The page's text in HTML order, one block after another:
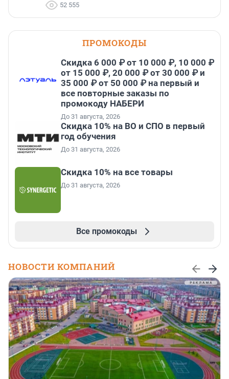
52 555
ПРОМОКОДЫ
Скидка 6 000 ₽ от 10 000 ₽, 10 000 ₽
от 15 000 ₽, 20 000 ₽ от 30 000 ₽ и
35 000 ₽ от 50 000 ₽ на первый и
все повторные заказы по
промокоду НАБЕРИ
До 31 августа, 2026
Скидка 10% на ВО и СПО в первый
год обучения
До 31 августа, 2026
Скидка 10% на все товары
До 31 августа, 2026
Все промокоды
НОВОСТИ КОМПАНИЙ